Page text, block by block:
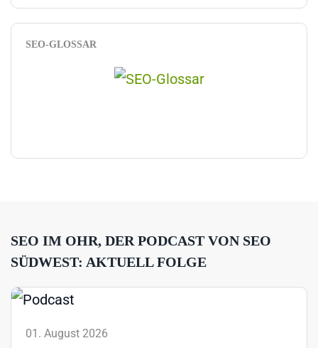
SEO-GLOSSAR
SEO IM OHR, DER PODCAST VON SEO
SÜDWEST: AKTUELL FOLGE
01. August 2026